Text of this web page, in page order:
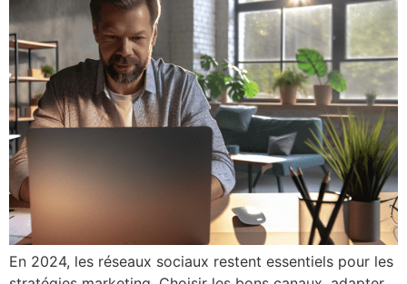
En 2024, les réseaux sociaux restent essentiels pour les